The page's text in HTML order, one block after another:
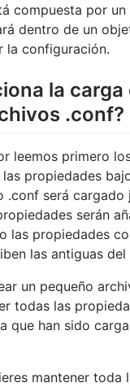
compuesta por
dentro de un
la configuración.
la carga
.conf?
leemos primero
propiedades
.conf será cargado
serán
las propiedades
las antiguas del
un pequeño
todas las
que han sido
mantener toda